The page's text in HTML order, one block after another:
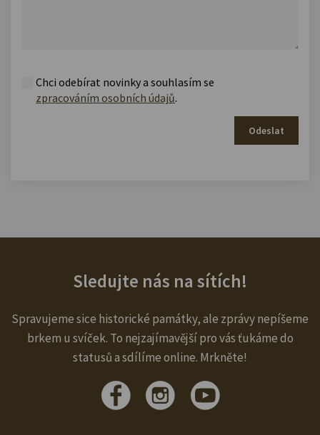
Chci odebírat novinky a souhlasím se
zpracováním osobních údajů.
Odeslat
Sledujte nás na sítích!
Spravujeme sice historické památky, ale zprávy nepíšeme
brkem u svíček. To nejzajímavější pro vás ťukáme do
statusů a sdílíme online. Mrkněte!